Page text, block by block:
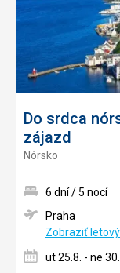
Do srdca
zájazd
Nórsko
6 dní / 5 nocí
Praha
Zobraziť
ut 25.8. - ne